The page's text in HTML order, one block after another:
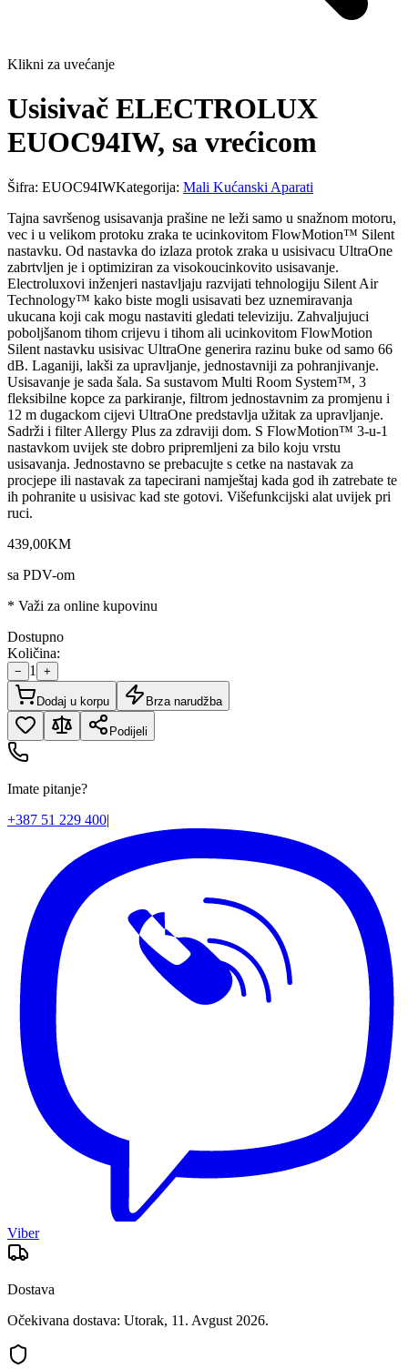
Klikni za uvećanje
Usisivač ELECTROLUX
EUOC94IW, sa vrećicom
Šifra: EUOC94IWKategorija: Mali Kućanski Aparati
Tajna savršenog usisavanja prašine ne leži samo u snažnom motoru,
vec i u velikom protoku zraka te ucinkovitom FlowMotion™ Silent
nastavku. Od nastavka do izlaza protok zraka u usisivacu UltraOne
zabrtvljen je i optimiziran za visokoucinkovito usisavanje.
Electroluxovi inženjeri nastavljaju razvijati tehnologiju Silent Air
Technology™ kako biste mogli usisavati bez uznemiravanja
ukucana koji cak mogu nastaviti gledati televiziju. Zahvaljujuci
poboljšanom tihom crijevu i tihom ali ucinkovitom FlowMotion
Silent nastavku usisivac UltraOne generira razinu buke od samo 66
dB. Laganiji, lakši za upravljanje, jednostavniji za pohranjivanje.
Usisavanje je sada šala. Sa sustavom Multi Room System™, 3
fleksibilne kopce za parkiranje, filtrom jednostavnim za promjenu i
12 m dugackom cijevi UltraOne predstavlja užitak za upravljanje.
Sadrži i filter Allergy Plus za zdraviji dom. S FlowMotion™ 3-u-1
nastavkom uvijek ste dobro pripremljeni za bilo koju vrstu
usisavanja. Jednostavno se prebacujte s cetke na nastavak za
procjepe ili nastavak za tapecirani namještaj kada god ih zatrebate te
ih pohranite u usisivac kad ste gotovi. Višefunkcijski alat uvijek pri
ruci.
439,00KM
sa PDV-om
* Važi za online kupovinu
Dostupno
Količina:
− 1 +
Dodaj u korpu Brza narudžba
Podijeli
Imate pitanje?
+387 51 229 400|
Viber
Dostava
Očekivana dostava: Utorak, 11. Avgust 2026.